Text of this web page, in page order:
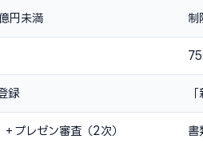
円未満 制
録
プレゼン審査（2次） 書